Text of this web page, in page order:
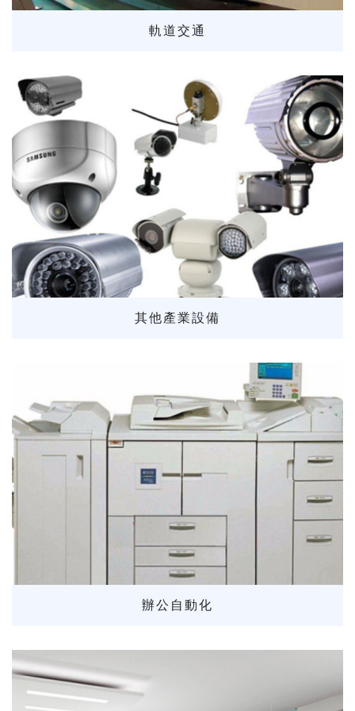
軌道交通
其他產業設備
辦公自動化